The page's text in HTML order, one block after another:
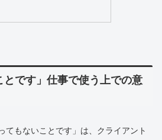
とです」仕事で使う上での意
てもないことです」は、クライアント